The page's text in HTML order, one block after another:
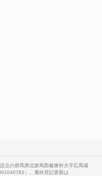
立の群馬県北群馬郡榛東村大字広馬場
）。最終登記更新は